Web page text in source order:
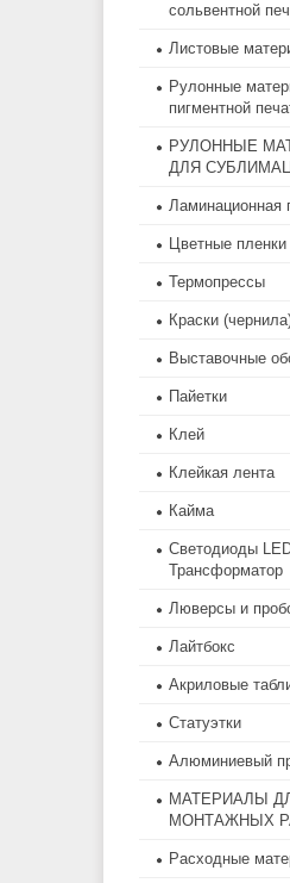
сольвентной
Листовые
Рулонные
пигментной
РУЛОННЫЕ
ДЛЯ
Ламинационная
Цветные
Термопрессы
Краски
Выставочные
Пайетки
Клей
Клейкая лента
Кайма
Светодиоды
Трансформатор
Люверсы и
Лайтбокс
Акриловые
Статуэтки
Алюминиевый
МАТЕРИАЛЫ
МОНТАЖНЫХ
Расходные